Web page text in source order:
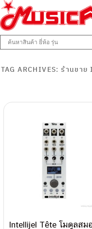
Music Arms
ศูนย์รวมครื่องดนตรีทุกชนิด
TAG ARCHIVES: ร้านขาย
Intellijel Tête โมดูลสม